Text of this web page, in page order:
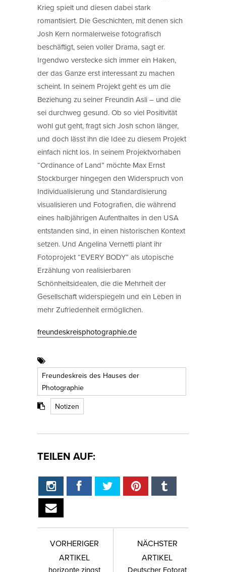
Krieg spielt und diesen dabei stark
romantisiert. Die Geschichten, mit denen sich
Josh Kern normalerweise fotografisch
beschäftigt, seien voller Drama, sagt er.
Irgendwo verstecke sich immer ein Haken,
der das Ganze erst interessant zu machen
scheint. In seinem Projekt geht es um die
Beziehung zu seiner Freundin Asli – und die
sei durchweg gesund. Ob so viel Positivität
wohl gut geht, fragt sich Josh schon länger,
und doch lässt ihn die Idee zu diesem Projekt
einfach nicht los. In seinem Projektvorhaben
“Ordinance of Land” möchte Max Ernst
Stockburger hingegen den Widerspruch von
Individualisierung und Standardisierung
visualisieren und Fotografien, die während
eines halbjährigen Aufenthaltes in den USA
entstanden sind, in einen historischen Kontext
setzen. Und Angelina Vernetti plant ihr
Fotoprojekt “EVERY BODY” als utopische
Erzählung von realisierbaren
Schönheitsidealen, die die Mehrheit der
Gesellschaft widerspiegeln und ein Leben in
mehr Zufriedenheit ermöglichen.
freundeskreisphotographie.de
Freundeskreis des Hauses der
Photographie
Notizen
TEILEN AUF:
VORHERIGER
ARTIKEL
horizonte zingst
NÄCHSTER
ARTIKEL
Deutscher Fotorat